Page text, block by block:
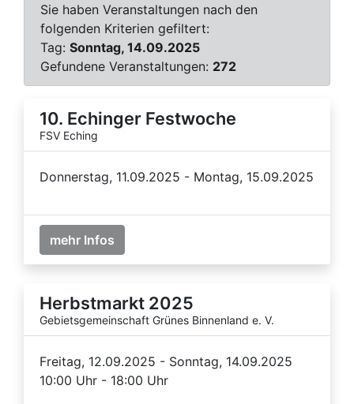
Sie haben Veranstaltungen nach den
folgenden Kriterien gefiltert:
Tag: Sonntag, 14.09.2025
Gefundene Veranstaltungen: 272
10. Echinger Festwoche
FSV Eching
Donnerstag, 11.09.2025 - Montag, 15.09.2025
mehr Infos
Herbstmarkt 2025
Gebietsgemeinschaft Grünes Binnenland e. V.
Freitag, 12.09.2025 - Sonntag, 14.09.2025
10:00 Uhr - 18:00 Uhr